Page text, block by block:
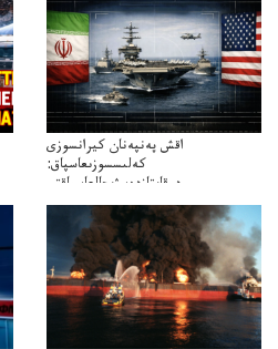
اقش پەنپەنان كيرانسوزى
كەلىسسوزىعاسپاق:
دوقايتازدەسۋىجالعاسپاقتى
باسەڭدەتدوحا؟
كەزدەسۋىشيەلەنىستىباسەڭدەتەمە؟